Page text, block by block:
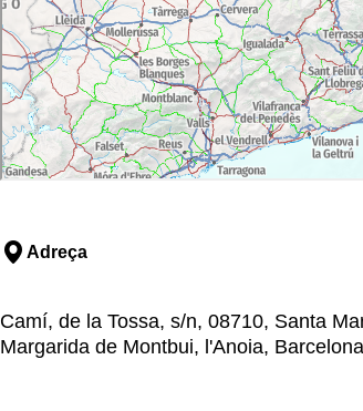
Adreça
Camí, de la Tossa, s/n, 08710, Santa
Margarida de Montbui, l'Anoia, Barcelona